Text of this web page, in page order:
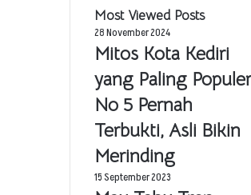
Most Viewed Posts
28 November 2024
Mitos Kota Kediri
yang Paling
No 5 Pernah
Terbukti, Asli Bikin
Merinding
15 September 2023